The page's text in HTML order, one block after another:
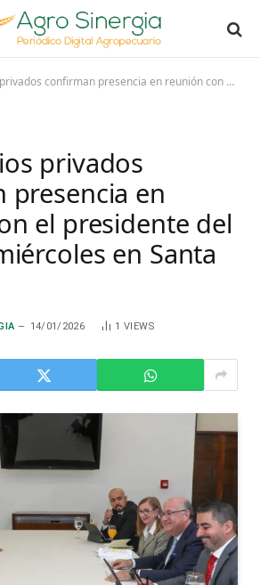
presencia en reunión con el presidente del BID este miércoles en Santa Cruz
privados
presencia en
el presidente del
en Santa
14/01/2026 1 VIEWS